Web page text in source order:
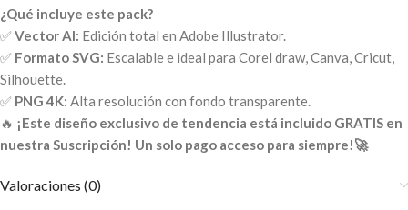
¿Qué incluye este pack?
✅Vector AI: Edición total en Adobe Illustrator.
✅ Formato SVG: Escalable e ideal para Corel draw, Canva, Cricut,
Silhouette.
✅ PNG 4K: Alta resolución con fondo transparente.
🔥 ¡Este diseño exclusivo de tendencia está incluido GRATIS en
nuestra Suscripción! Un solo pago acceso para siempre!🚀
Valoraciones (0)